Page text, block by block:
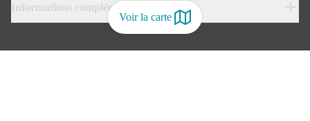
Voir la carte
Informations complémentaires